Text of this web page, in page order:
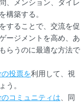
、メンション、ダイレ
構築する。
することで、交流を促
ージメントを高め、あ
らうのに最適な方法で
投票を利用して、視
う。
コミュニティは、同